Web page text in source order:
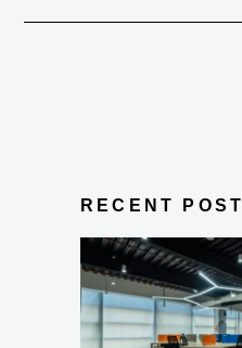
RECENT POST